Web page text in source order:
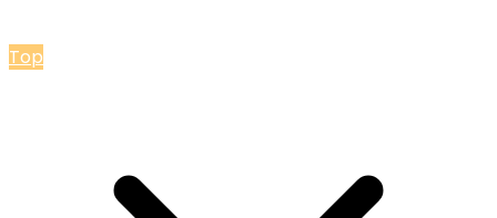
Top